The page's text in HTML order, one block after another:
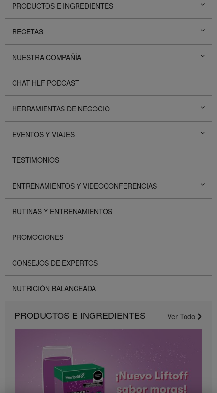
PRODUCTOS E INGREDIENTES
RECETAS
NUESTRA COMPAÑÍA
CHAT HLF PODCAST
HERRAMIENTAS DE NEGOCIO
EVENTOS Y VIAJES
TESTIMONIOS
ENTRENAMIENTOS Y VIDEOCONFERENCIAS
RUTINAS Y ENTRENAMIENTOS
PROMOCIONES
CONSEJOS DE EXPERTOS
NUTRICIÓN BALANCEADA
PRODUCTOS E INGREDIENTES Ver Todo